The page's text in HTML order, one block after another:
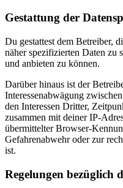
Gestattung der
Du gestattest dem Betreiber,
näher spezifizierten Daten zu
und anbieten zu können.
Darüber hinaus ist der
Interessenabwägung
den Interessen Dritter,
zusammen mit deiner IP-
übermittelter Browser-
Gefahrenabwehr oder zur
ist.
Regelungen bezüglich